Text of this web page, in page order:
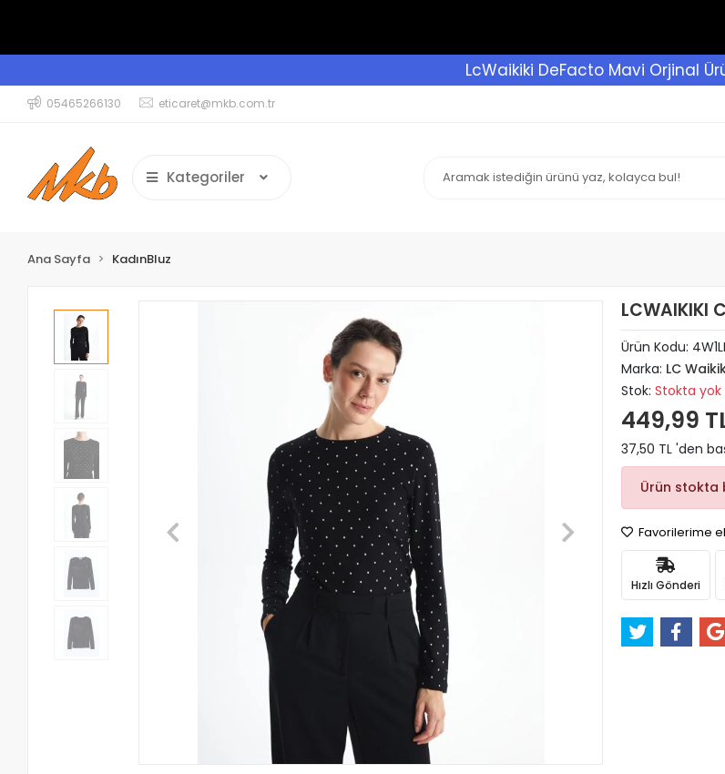
LcWaikiki DeFacto Mavi Orjinal
05465266130 eticaret@mkb.com.tr
Kategoriler
Ana Sayfa KadınBluz
LCWAIKIKI
Ürün Kodu:
Marka: LC
Stok: Stokta yok
449,99
37,50 TL 'den
Ürün stokta
Favorilerime
Hızlı Gönderi